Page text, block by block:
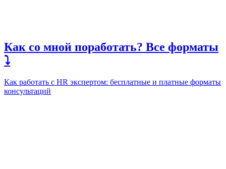
Как со мной поработать? Все форматы
⤵️
Как работать с HR экспертом: бесплатные и платные форматы
консультаций